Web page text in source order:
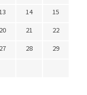
13 14
15
20 21
22
27 28
29